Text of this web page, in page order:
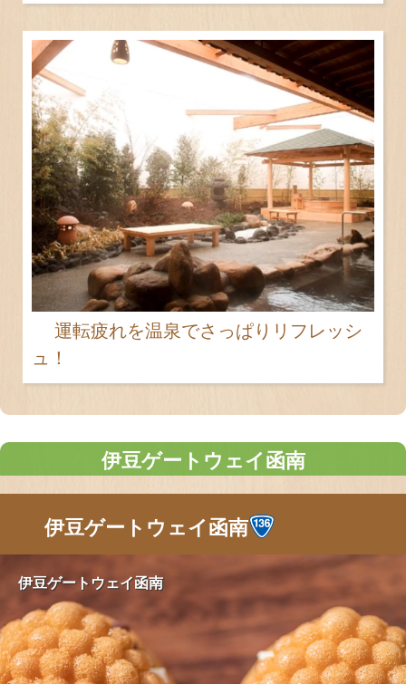
運転疲れを温泉でさっぱりリフレッシ
ュ！
伊豆ゲートウェイ函南
伊豆ゲートウェイ函南
伊豆ゲートウェイ函南
伊豆ゲートウェイ函南